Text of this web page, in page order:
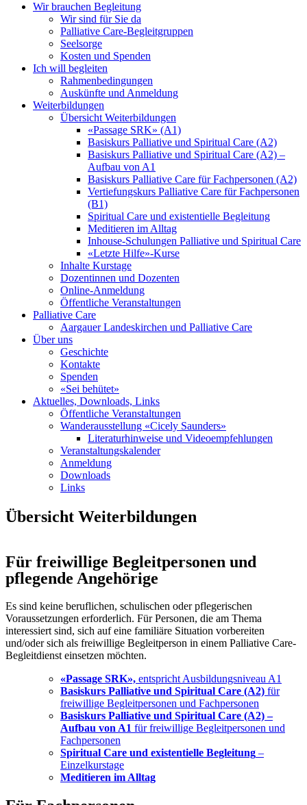
Wir brauchen Begleitung
Wir sind für Sie da
Palliative Care-Begleitgruppen
Seelsorge
Kosten und Spenden
Ich will begleiten
Rahmenbedingungen
Auskünfte und Anmeldung
Weiterbildungen
Übersicht Weiterbildungen
«Passage SRK» (A1)
Basiskurs Palliative und Spiritual Care (A2)
Basiskurs Palliative und Spiritual Care (A2) –
Aufbau von A1
Basiskurs Palliative Care für Fachpersonen (A2)
Vertiefungskurs Palliative Care für Fachpersonen
(B1)
Spiritual Care und existentielle Begleitung
Meditieren im Alltag
Inhouse-Schulungen Palliative und Spiritual Care
«Letzte Hilfe»-Kurse
Inhalte Kurstage
Dozentinnen und Dozenten
Online-Anmeldung
Öffentliche Veranstaltungen
Palliative Care
Aargauer Landeskirchen und Palliative Care
Über uns
Geschichte
Kontakte
Spenden
«Sei behütet»
Aktuelles, Downloads, Links
Öffentliche Veranstaltungen
Wanderausstellung «Cicely Saunders»
Literaturhinweise und Videoempfehlungen
Veranstaltungskalender
Anmeldung
Downloads
Links
Übersicht Weiterbildungen
Für freiwillige Begleitpersonen und
pflegende Angehörige
Es sind keine beruflichen, schulischen oder pflegerischen
Voraussetzungen erforderlich. Für Personen, die am Thema
interessiert sind, sich auf eine familiäre Situation vorbereiten
und/oder sich als freiwillige Begleitperson in einem Palliative Care-
Begleitdienst einsetzen möchten.
«Passage SRK», entspricht Ausbildungsniveau A1
Basiskurs Palliative und Spiritual Care (A2) für
freiwillige Begleitpersonen und Fachpersonen
Basiskurs Palliative und Spiritual Care (A2) –
Aufbau von A1 für freiwillige Begleitpersonen und
Fachpersonen
Spiritual Care und existentielle Begleitung –
Einzelkurstage
Meditieren im Alltag